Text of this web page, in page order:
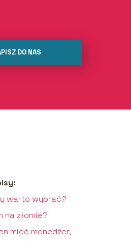
DO NAS
warto wybrać?
na złomie?
mieć menedżer,